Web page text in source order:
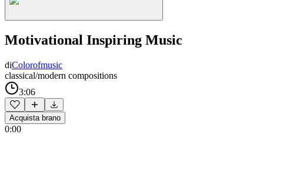
Motivational Inspiring Music
diColorofmusic
classical/modern compositions
3:06
Acquista brano
0:00